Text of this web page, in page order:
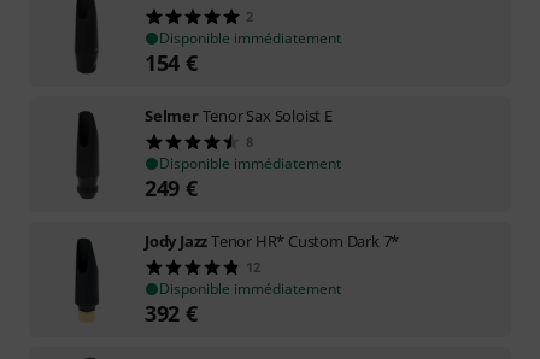
2
Disponible immédiatement
154 €
SelmerTenor Sax Soloist E
8
Disponible immédiatement
249 €
Jody JazzTenor HR* Custom Dark 7*
12
Disponible immédiatement
392 €